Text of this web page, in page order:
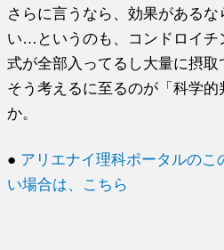
さらに言うなら、効果がある
い…というのも、コンドロイチ
式が全部入ってるし大量に摂取
そう考えるに至るのが「科学的
か。
● アリエナイ理科ポータルのこ
い場合は、こちら